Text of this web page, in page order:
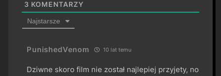
3 KOMENTARZY
Najstarsze
PunishedVenom 10 lat temu
Dziwne skoro film nie został najlepiej przyjety, no